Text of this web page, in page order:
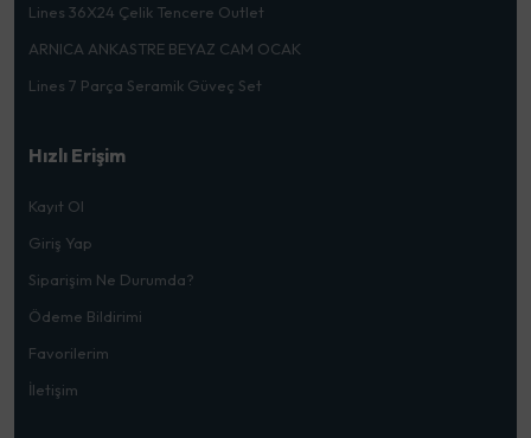
Lines 36X24 Çelik Tencere Outlet
ARNICA ANKASTRE BEYAZ CAM OCAK
Lines 7 Parça Seramik Güveç Set
Hızlı Erişim
Kayıt Ol
Giriş Yap
Siparişim Ne Durumda?
Ödeme Bildirimi
Favorilerim
İletişim